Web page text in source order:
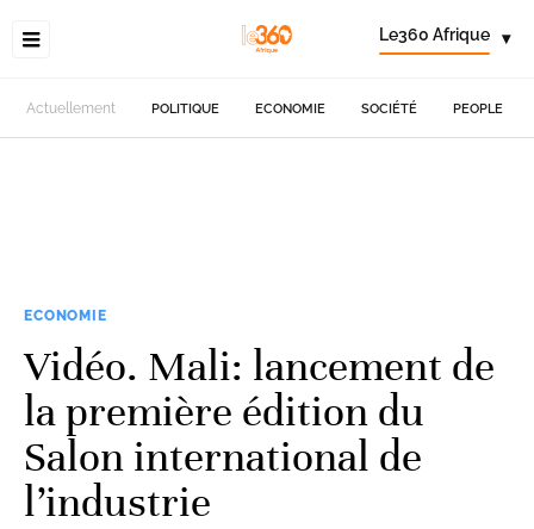
Le360 Afrique ▾
Actuellement POLITIQUE ECONOMIE SOCIÉTÉ PEOPLE
ECONOMIE
Vidéo. Mali: lancement de
la première édition du
Salon international de
l’industrie